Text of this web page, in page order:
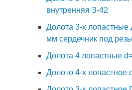
внутренняя З-42
Долота 3-х
мм сердечник под
Долота 4 лопастные
Долото 4-х лопастное